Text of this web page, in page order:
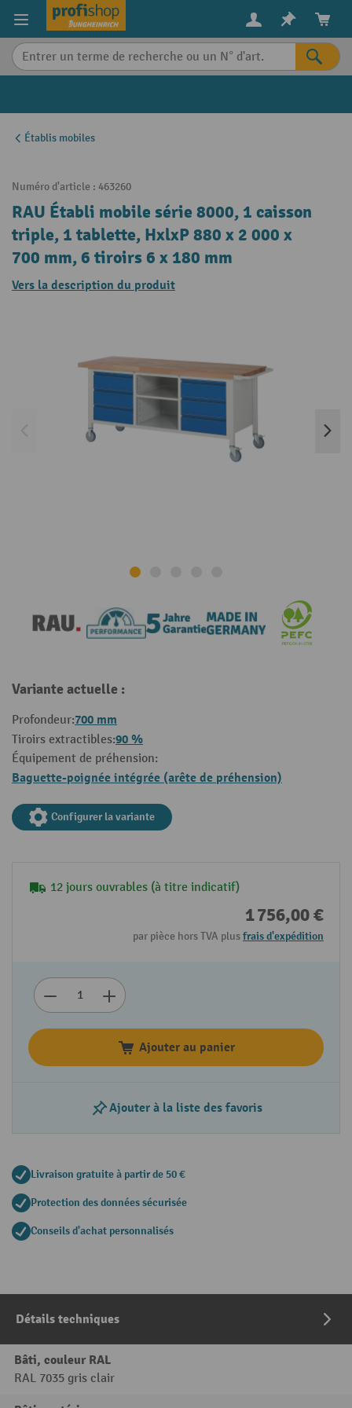
content
Établis mobiles
Numéro d'article : 463260
RAU Établi mobile série 8000, 1 caisson
triple, 1 tablette, HxlxP 880 x 2 000 x
700 mm, 6 tiroirs 6 x 180 mm
Vers la description du produit
Variante actuelle :
Profondeur:700 mm
Tiroirs extractibles:90 %
Équipement de préhension:
Baguette-poignée intégrée (arête de préhension)
Configurer la variante
12 jours ouvrables (à titre indicatif)
1 756,00 €
par pièce hors TVA plusfrais d'expédition
Ajouter au panier
Ajouter à la liste des favoris
Livraison gratuite à partir de 50 €
Protection des données sécurisée
Conseils d'achat personnalisés
Détails techniques
Bâti, couleur RAL
RAL 7035 gris clair